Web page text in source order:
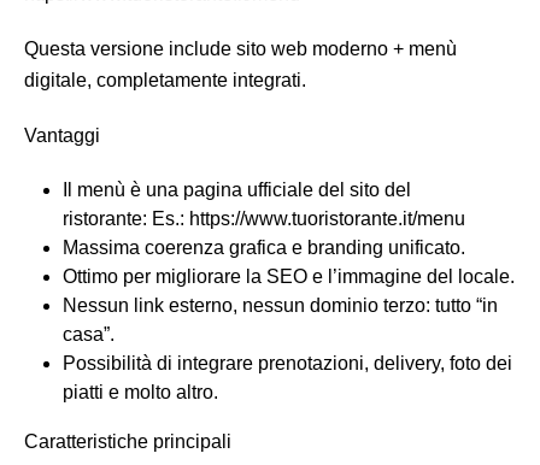
Questa versione include sito web moderno + menù
digitale, completamente integrati.
Vantaggi
Il menù è una pagina ufficiale del sito del
ristorante: Es.: https://www.tuoristorante.it/menu
Massima coerenza grafica e branding unificato.
Ottimo per migliorare la SEO e l’immagine del locale.
Nessun link esterno, nessun dominio terzo: tutto “in
casa”.
Possibilità di integrare prenotazioni, delivery, foto dei
piatti e molto altro.
Caratteristiche principali